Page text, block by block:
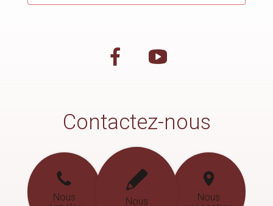
Contactez-nous
Nous
Nous
Nous